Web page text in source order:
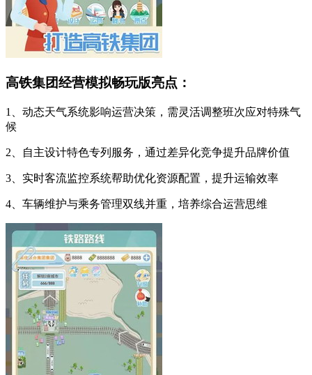
高铁集团经营模拟畅玩版亮点：
1、动态天气系统影响运营决策，需灵活调整班次应对特殊气
候
2、自主设计特色专列服务，通过差异化竞争提升品牌价值
3、实时客流监控系统帮助优化资源配置，提升运输效率
4、车辆维护与乘务管理双线并重，培养综合运营思维